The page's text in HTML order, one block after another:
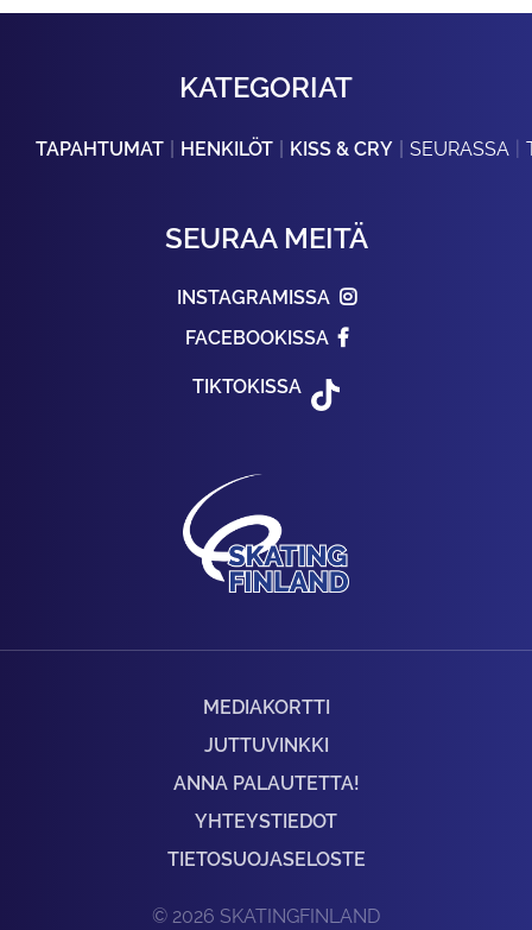
KATEGORIAT
TAPAHTUMAT HENKILÖT KISS & CRY SEURASSA
SEURAA MEITÄ
INSTAGRAMISSA
FACEBOOKISSA
TIKTOKISSA
MEDIAKORTTI
JUTTUVINKKI
ANNA PALAUTETTA!
YHTEYSTIEDOT
TIETOSUOJASELOSTE
© 2026 SKATINGFINLAND